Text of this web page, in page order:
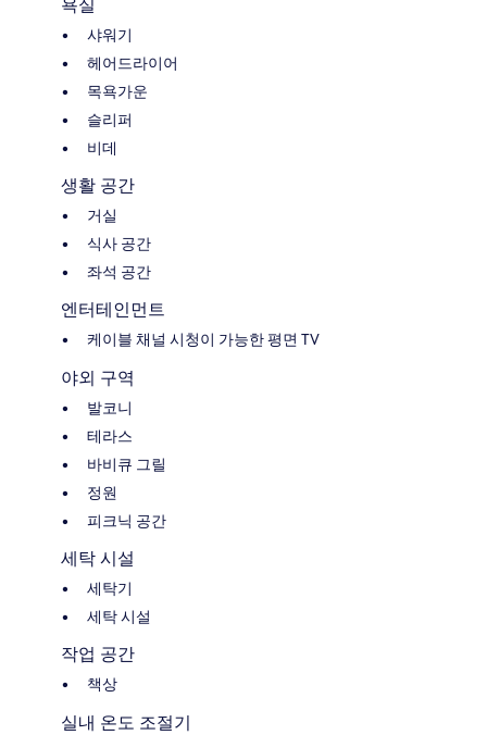
욕실
샤워기
헤어드라이어
목욕가운
슬리퍼
비데
생활 공간
거실
식사 공간
좌석 공간
엔터테인먼트
케이블 채널 시청이 가능한 평면 TV
야외 구역
발코니
테라스
바비큐 그릴
정원
피크닉 공간
세탁 시설
세탁기
세탁 시설
작업 공간
책상
실내 온도 조절기